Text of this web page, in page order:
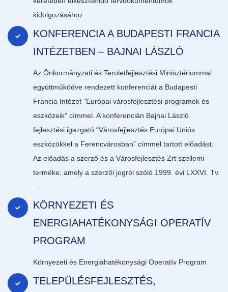
kidolgozásához
KONFERENCIA A BUDAPESTI FRANCIA
INTÉZETBEN – BAJNAI LÁSZLÓ
Az Önkormányzati és Területfejlesztési Minisztériummal
együttműködve rendezett konferenciát a Budapesti
Francia Intézet “Európai városfejlesztési programok és
eszközeik” címmel. A konferencián Bajnai László
fejlesztési igazgató “Városfejlesztés Európai Uniós
eszközökkel a Ferencvárosban” címmel tartott előadást.
Az előadás a szerző és a Városfejlesztés Zrt szellemi
terméke, amely a szerzői jogról szóló 1999. évi LXXVI. Tv.
KÖRNYEZETI ÉS
ENERGIAHATÉKONYSÁGI OPERATÍV
PROGRAM
Környezeti és Energiahatékonysági Operatív Program
TELEPÜLÉSFEJLESZTÉS,